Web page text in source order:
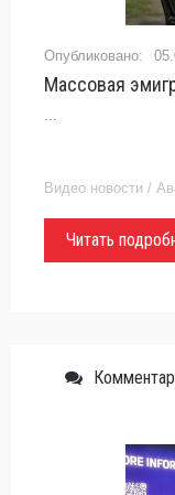
...
Видео новости /
Читать